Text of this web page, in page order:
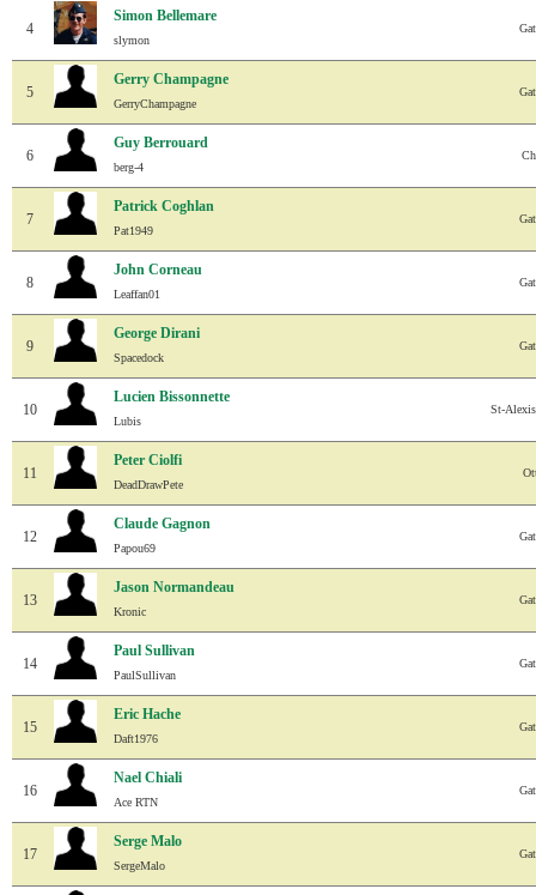
4
Simon Bellemare
slymon
5
Gerry Champagne
GerryChampagne
6
Guy Berrouard
berg-4
7
Patrick Coghlan
Pat1949
8
John Corneau
Leaffan01
9
George Dirani
Spacedock
10
Lucien Bissonnette
Lubis
St-
11
Peter Ciolfi
DeadDrawPete
12
Claude Gagnon
Papou69
13
Jason Normandeau
Kronic
14
Paul Sullivan
PaulSullivan
15
Eric Hache
Daft1976
16
Nael Chiali
Ace RTN
17
Serge Malo
SergeMalo